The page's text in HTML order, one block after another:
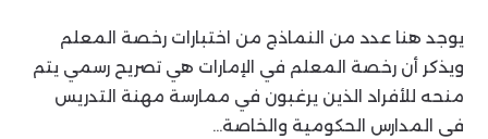
يوجد هنا عدد من النماذج من اختبارات رخصة المعلم
ويذكر أن رخصة المعلم في الإمارات هي تصريح رسمي يتم
منحه للأفراد الذين يرغبون في ممارسة مهنة التدريس
في المدارس الحكومية والخاصة…